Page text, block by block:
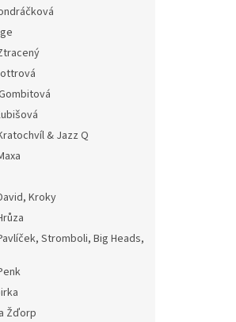
& Jazz Q
Kroky
Stromboli, Big Heads,
Žďorp